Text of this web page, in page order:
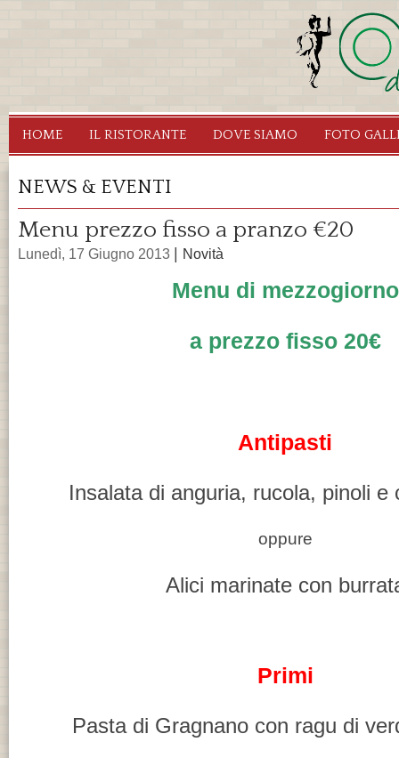
Osteria
dei
Fauni
Ristorante
Segrate
HOME IL RISTORANTE DOVE SIAMO FOTO
NEWS & EVENTI
Menu prezzo fisso a pranzo €20
Lunedì, 17 Giugno 2013 Novità
Menu di mezzogiorno
a prezzo fisso 20€
Antipasti
Insalata di anguria, rucola, pinoli e
oppure
Alici marinate con
Primi
Pasta di Gragnano con ragu di
Pagine